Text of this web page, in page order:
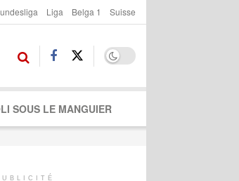
Liga Belga 1 Suisse
SOUS LE MANGUIER